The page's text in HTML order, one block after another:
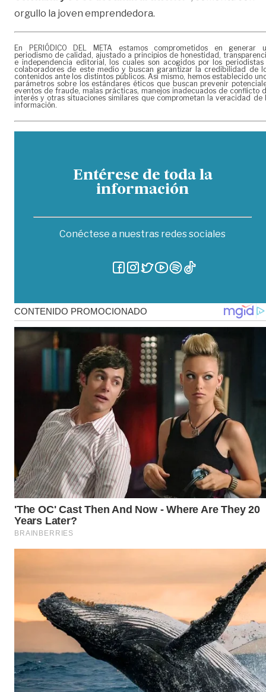
orgullo la joven emprendedora.
En PERIÓDICO DEL META estamos comprometidos en generar
periodismo de calidad, ajustado a principios de honestidad,
e independencia editorial, los cuales son acogidos por los periodistas
colaboradores de este medio y buscan garantizar la credibilidad de
contenidos ante los distintos públicos. Así mismo, hemos establecido
parámetros sobre los estándares éticos que buscan prevenir
eventos de fraude, malas prácticas, manejos inadecuados de conflicto
interés y otras situaciones similares que comprometan la veracidad de
información.
Entérese de toda la
información
Conéctese a nuestras redes sociales